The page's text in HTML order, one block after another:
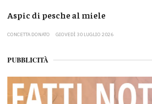
Aspic di pesche al miele
CONCETTA DONATO GIOVEDÌ 30 LUGLIO 2026
PUBBLICITÀ